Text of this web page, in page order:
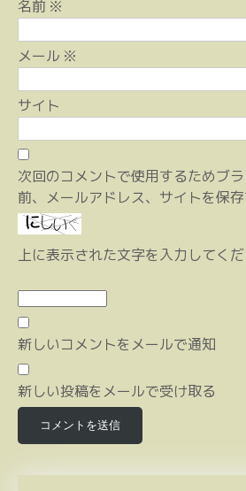
名前 ※
メール ※
サイト
次回のコメントで使用するためブ
前、メールアドレス、サイトを保存
上に表示された文字を入力してくだ
新しいコメントをメールで通知
新しい投稿をメールで受け取る